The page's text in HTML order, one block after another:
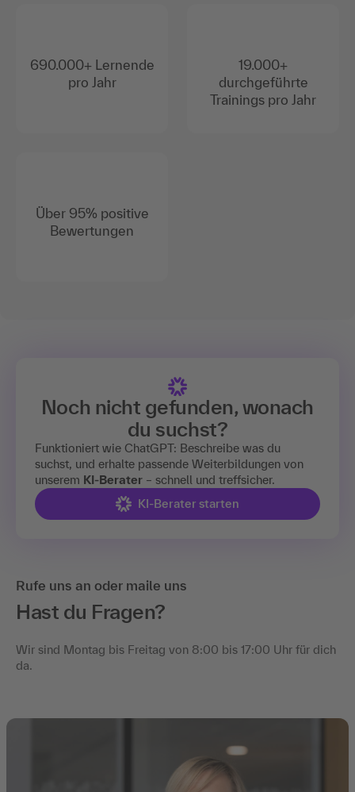
690.000+ Lernende
pro Jahr
Über 95% positive
Bewertungen
19.000+
durchgeführte
Trainings pro Jahr
Noch nicht gefunden, wonach
du suchst?
Funktioniert wie ChatGPT: Beschreibe was du
suchst, und erhalte passende Weiterbildungen von
unserem KI-Berater – schnell und treffsicher.
KI-Berater starten
Rufe uns an oder maile uns
Hast du Fragen?
Wir sind Montag bis Freitag von 8:00 bis 17:00 Uhr für dich
da.